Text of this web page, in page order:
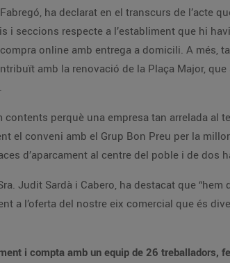
ha declarat en el transcurs de l’acte
seccions respecte a l’establiment que hi
online amb entrega a domicili. A més,
amb la renovació de la Plaça Major,
contents perquè una empresa tan arrelada al
el conveni amb el Grup Bon Preu per la
d’aparcament al centre del poble i de dos
Judit Sardà i Cabero, ha destacat que
a l’oferta del nostre eix comercial que és
i compta amb un equip de 26 treballadors,